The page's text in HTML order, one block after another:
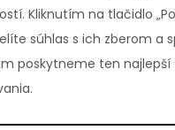
HRAZDA:
silnostenná oceľ
Kliknutím na tlačidlo
súhlas s ich zberom a
poskytneme ten najlepší